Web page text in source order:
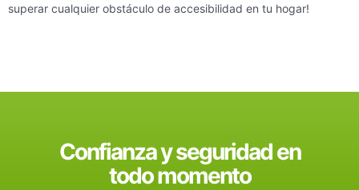
superar cualquier obstáculo de accesibilidad en tu hogar!
Confianza y seguridad en
todo momento